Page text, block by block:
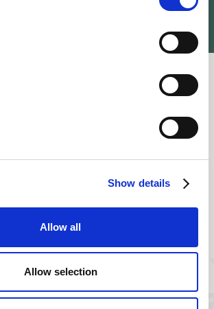
Show details
Allow all
Allow selection